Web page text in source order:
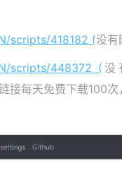
scripts/418182 (没有
scripts/448372 ( 没
接每天免费下载100次